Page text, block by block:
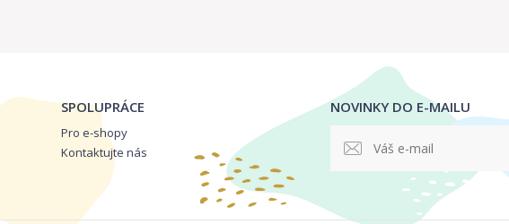
SPOLUPRÁCE
Pro e-shopy
Kontaktujte nás
NOVINKY DO E-MAILU